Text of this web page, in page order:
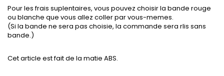
Pour les frais suplentaires, vous pouvez choisir la bande rouge
ou blanche que vous allez coller par vous-memes.
(Si la bande ne sera pas choisie, la commande sera rlis sans
bande.)
Cet article est fait de la matie ABS.